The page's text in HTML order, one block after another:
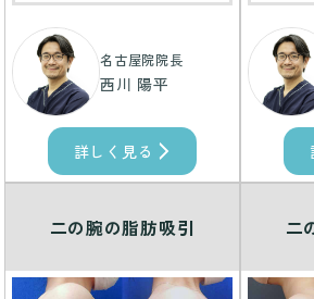
名古屋院院長
西川 陽平
詳しく見る
二の腕の脂肪吸引 二